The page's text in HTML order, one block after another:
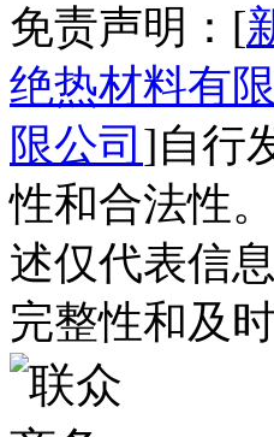
免责声明：[
绝热材料有
限公司 ]自行
性和合法性
述仅代表信
完整性和及